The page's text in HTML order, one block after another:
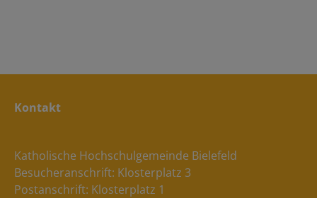
Kontakt
Katholische Hochschulgemeinde Bielefeld
Besucheranschrift: Klosterplatz 3
Postanschrift: Klosterplatz 1